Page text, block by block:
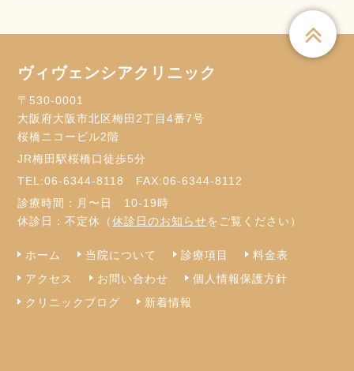
ヴィヴェンシアクリニック
〒530-0001
大阪府大阪市北区梅田2丁目4番7号
桜橋ニコービル2階
JR梅田駅桜橋口徒歩5分
TEL:06-6344-8118
FAX:06-6344-8112
診療時間：月〜日 10-19時
休診日：不定休（休診日のお知らせをご覧ください）
ホーム 当院について 診療項目
料金表
アクセス
お問い合わせ
個人情報保護方針
クリニックブログ
新着情報